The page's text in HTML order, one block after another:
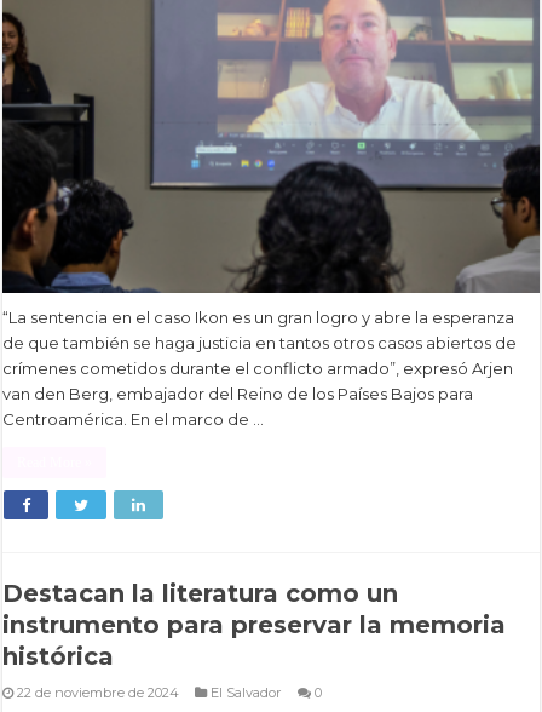
“La sentencia en el caso Ikon es un gran logro y abre la esperanza
de que también se haga justicia en tantos otros casos abiertos de
crímenes cometidos durante el conflicto armado”, expresó Arjen
van den Berg, embajador del Reino de los Países Bajos para
Centroamérica. En el marco de …
Destacan la literatura como un
instrumento para preservar la memoria
histórica
22 de noviembre de 2024 El Salvador 0